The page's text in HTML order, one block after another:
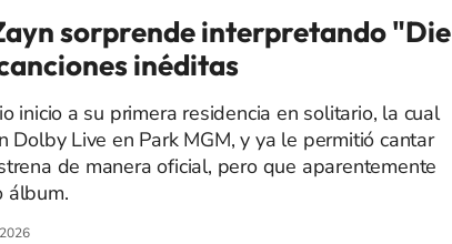
sorprende interpretando "Die
inéditas
inicio a su primera residencia en solitario, la cual
Dolby Live en Park MGM, y ya le permitió cantar
de manera oficial, pero que aparentemente
álbum.